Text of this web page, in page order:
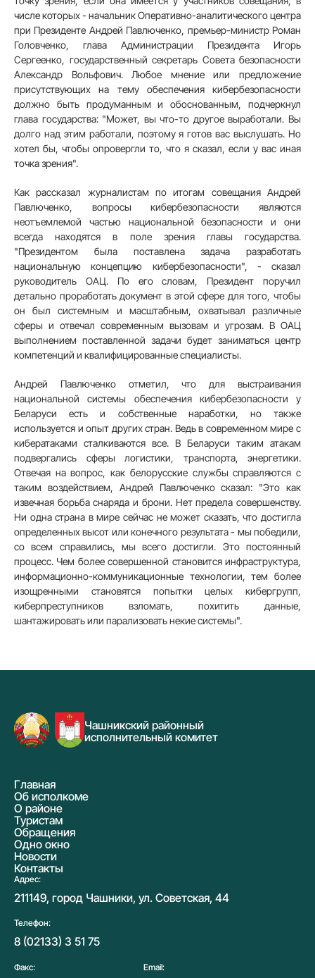
числе которых - начальник Оперативно-аналитического центра
при Президенте Андрей Павлюченко, премьер-министр Роман
Головченко, глава Администрации Президента Игорь
Сергеенко, государственный секретарь Совета безопасности
Александр Вольфович. Любое мнение или предложение
присутствующих на тему обеспечения кибербезопасности
должно быть продуманным и обоснованным, подчеркнул
глава государства: "Может, вы что-то другое выработали. Вы
долго над этим работали, поэтому я готов вас выслушать. Но
хотел бы, чтобы опровергли то, что я сказал, если у вас иная
точка зрения".
Как рассказал журналистам по итогам совещания Андрей
Павлюченко, вопросы кибербезопасности являются
неотъемлемой частью национальной безопасности и они
всегда находятся в поле зрения главы государства.
"Президентом была поставлена задача разработать
национальную концепцию кибербезопасности", - сказал
руководитель ОАЦ. По его словам, Президент поручил
детально проработать документ в этой сфере для того, чтобы
он был системным и масштабным, охватывал различные
сферы и отвечал современным вызовам и угрозам. В ОАЦ
выполнением поставленной задачи будет заниматься центр
компетенций и квалифицированные специалисты.
Андрей Павлюченко отметил, что для выстраивания
национальной системы обеспечения кибербезопасности у
Беларуси есть и собственные наработки, но также
используется и опыт других стран. Ведь в современном мире с
кибератаками сталкиваются все. В Беларуси таким атакам
подвергались сферы логистики, транспорта, энергетики.
Отвечая на вопрос, как белорусские службы справляются с
таким воздействием, Андрей Павлюченко сказал: "Это как
извечная борьба снаряда и брони. Нет предела совершенству.
Ни одна страна в мире сейчас не может сказать, что достигла
определенных высот или конечного результата - мы победили,
со всем справились, мы всего достигли. Это постоянный
процесс. Чем более совершенной становится инфраструктура,
информационно-коммуникационные технологии, тем более
изощренными становятся попытки целых кибергрупп,
киберпреступников взломать, похитить данные,
шантажировать или парализовать некие системы".
Чашникский районный
исполнительный комитет
Главная
Об исполкоме
О районе
Туристам
Обращения
Одно окно
Новости
Контакты
Адрес:
211149, город Чашники, ул. Советская, 44
Телефон:
8 (02133) 3 51 75
Факс: Email: